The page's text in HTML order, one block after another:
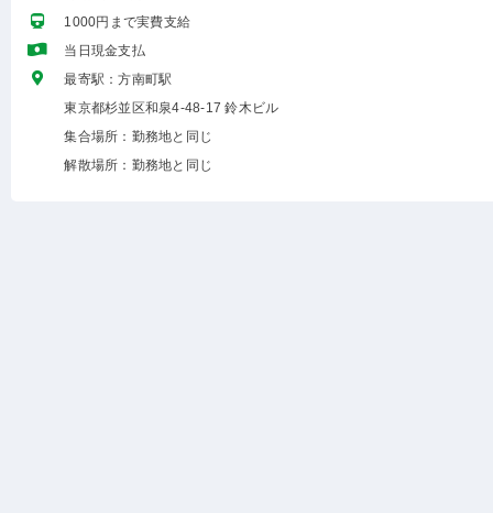
1000円まで実費支給
当日現金支払
最寄駅：方南町駅
東京都杉並区和泉4-48-17 鈴木ビル
集合場所：勤務地と同じ
解散場所：勤務地と同じ